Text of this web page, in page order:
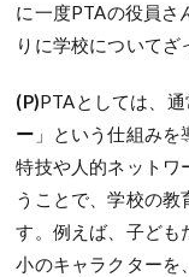
に一度PTAの役員さ
りに学校についてざ
(P)PTAとしては、
ー 」という仕組み
特技や人的ネットワ
うことで、学校の教
す。例えば、子ども
小のキャラクターを